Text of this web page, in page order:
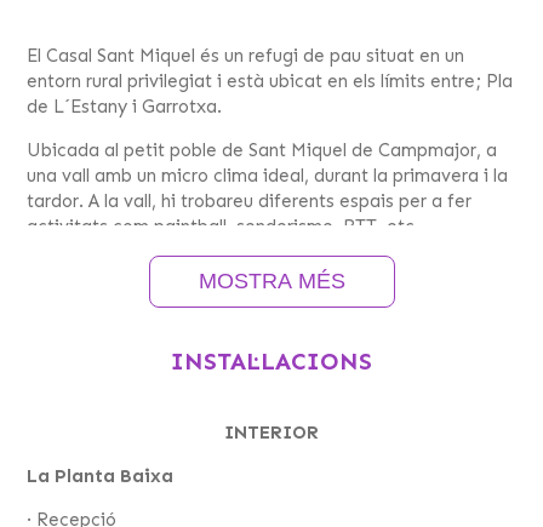
El Casal Sant Miquel és un refugi de pau situat en un
entorn rural privilegiat i està ubicat en els límits entre; Pla
de L´Estany i Garrotxa.
Ubicada al petit poble de Sant Miquel de Campmajor, a
una vall amb un micro clima ideal, durant la primavera i la
tardor. A la vall, hi trobareu diferents espais per a fer
activitats com paintball, senderisme, BTT, etc.
A 6 km de l’estany de Banyoles i a 20 km de la zona
volcànica de La Garrotxa.
capacitat de fins a 100 places totals, dividides en
La masia combina l’essència del camp amb instal·lacions
celebracions. Só especialistes en l’art de la cuina, per a
grups: des de les seves cèlebres paelles i fideuás
MOSTRA MÉS
INSTAL·LACIONS
INTERIOR
La Planta Baixa
· Recepció